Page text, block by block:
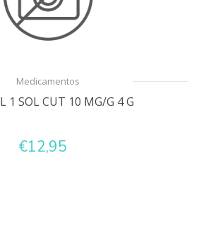
Medicamentos
1 SOL CUT 10 MG/G 4 G
€12,95